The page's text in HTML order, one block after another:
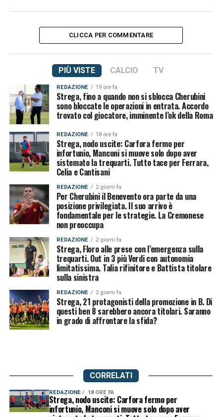
CLICCA PER COMMENTARE
PIÙ VISTE CALCIO TV
REDAZIONE 19 ore fa
Strega, fino a quando non si sblocca Cherubini
sono bloccate le operazioni in entrata. Accordo
trovato col giocatore, imminente l’ok della Roma
REDAZIONE 18 ore fa
Strega, nodo uscite: Carfora fermo per
infortunio, Manconi si muove solo dopo aver
sistemato la trequarti. Tutto tace per Ferrara,
Celia e Cantisani
REDAZIONE 2 giorni fa
Per Cherubini il Benevento ora parte da una
posizione privilegiata. Il suo arrivo è
fondamentale per le strategie. La Cremonese
non preoccupa
REDAZIONE 2 giorni fa
Strega, Floro alle prese con l’emergenza sulla
trequarti. Out in 3 più Verdi con autonomia
limitatissima. Talia rifinitore e Battista titolare
sulla sinistra
REDAZIONE 2 giorni fa
Strega, 21 protagonisti della promozione in B. Di
questi ben 8 sarebbero ancora titolari. Saranno
in grado di affrontare la sfida?
CORRELATI
REDAZIONE 18 ORE FA
Strega, nodo uscite: Carfora fermo per
infortunio, Manconi si muove solo dopo aver